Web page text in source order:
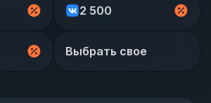
2 500
Выбрать свое